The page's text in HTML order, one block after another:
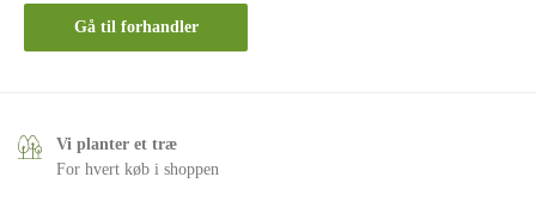
Gå til forhandler
Vi planter et træ
For hvert køb i shoppen